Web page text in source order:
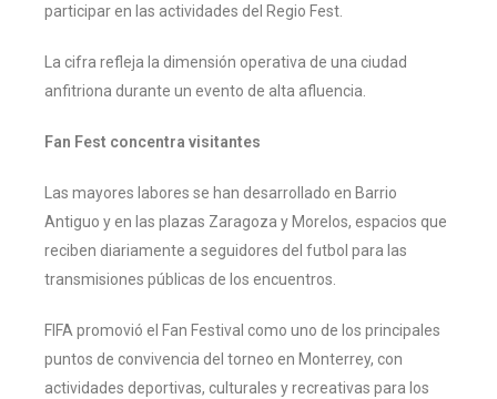
participar en las actividades del Regio Fest.
La cifra refleja la dimensión operativa de una ciudad
anfitriona durante un evento de alta afluencia.
Fan Fest concentra visitantes
Las mayores labores se han desarrollado en Barrio
Antiguo y en las plazas Zaragoza y Morelos, espacios que
reciben diariamente a seguidores del futbol para las
transmisiones públicas de los encuentros.
FIFA promovió el Fan Festival como uno de los principales
puntos de convivencia del torneo en Monterrey, con
actividades deportivas, culturales y recreativas para los